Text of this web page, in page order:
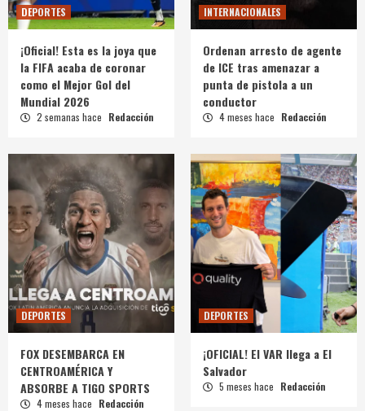
DEPORTES
¡Oficial! Esta es la joya que
la FIFA acaba de coronar
como el Mejor Gol del
Mundial 2026
2 semanas hace Redacción
INTERNACIONALES
Ordenan arresto de agente
de ICE tras amenazar a
punta de pistola a un
conductor
4 meses hace Redacción
DEPORTES
FOX DESEMBARCA EN
CENTROAMÉRICA Y
ABSORBE A TIGO SPORTS
4 meses hace Redacción
DEPORTES
¡OFICIAL! El VAR llega a El
Salvador
5 meses hace Redacción